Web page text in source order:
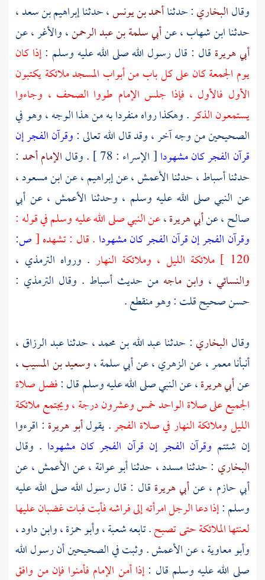
وقالالبخاري: حدثناأحمد بن يونس، حدثناإبراهيم بن سعد،
حدثناابن شهاب، عنأبي سلمة بن عبد الرحمن،والأغر، عن
أبي هريرة قال : قال رسول الله صلى الله عليه وسلم :إذا كان
يوم الجمعة كان على كل باب من أبواب المسجد ملائكة يكتبون
الأول فالأول ، فإذا جلس الإمام طووا الصحف ، وجاءوا
يستمعون الذكر. وهكذا رواه منفردا به من هذا الوجه ، وهو في
الصحيحين من وجه آخر ، وقد قال الله تعالى :وقرآن الفجر إن
قرآن الفجر كان مشهودا[ الإسراء : 78 ] . وقال الإمام أحمد :
حدثناأسباط، حدثناالأعمش، عنإبراهيم، عنابن مسعود،
عن النبي صلى الله عليه وسلم ، وحدثنا الأعمش ، عن أبي
صالح، عنأبي هريرة،عن النبي صلى الله عليه وسلم في قوله :
وقرآن الفجر إن قرآن الفجر كان مشهودا . قال : تشهده[ص:
120 ]
ملائكة الليل ، وملائكة النهار . ورواه الترمذي ،
والنسائي ، وابن ماجهمن حديث أسباط . وقال الترمذي :
حسن صحيح قلت : وهو منقطع .
وقال البخاري : حدثناعبد الله بن محمد، حدثناعبد الرزاق ،
أنبأنامعمر، عنالزهري، عنأبي سلمة،وسعيد بن المسيب،
عنأبي هريرة، عن النبي صلى الله عليه وسلم قال :فضل صلاة
الجميع على صلاة الواحد خمس وعشرون درجة ، ويجتمع ملائكة
الليل وملائكة النهار في صلاة الفجر. يقولأبو هريرة : اقرءوا
إن شئتم وقرآن الفجر إن قرآن الفجر كان مشهودا . وقال
البخاري : حدثنامسدد، حدثناأبو عوانة ، عنالأعمش، عن
أبي حازم ، عنأبي هريرة قال : قال رسول الله صلى الله عليه
وسلم :إذا دعا الرجل امرأته إلى فراشه فأبت فبات غضبان عليها
لعنتها الملائكة حتى تصبح. تابعهشعبة،وأبو حمزة،وابن داود،
وأبو معاوية، عنالأعمش. وثبت في الصحيحين أن رسول الله
صلى الله عليه وسلم قال :إذا أمن الإمام فأمنوا فإن من وافق